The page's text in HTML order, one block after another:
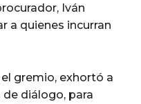
Iván
a quienes incurran
gremio, exhortó a
diálogo, para